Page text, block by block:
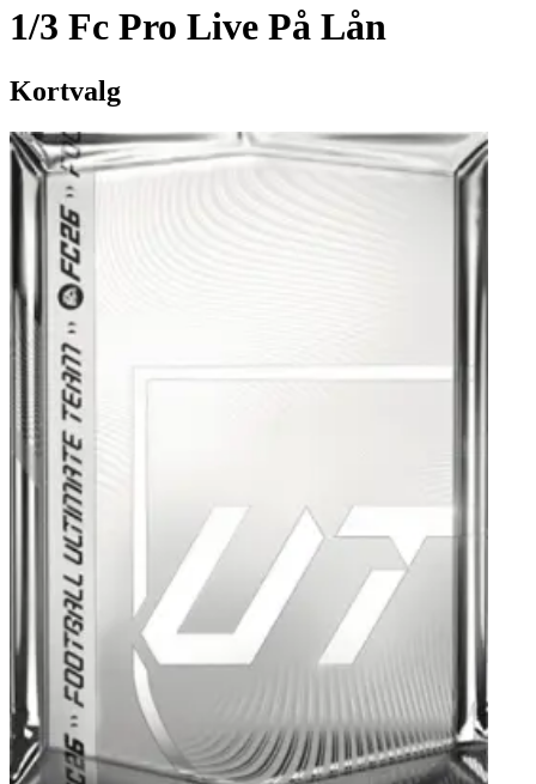
1/3 Fc Pro Live På Lån
Kortvalg